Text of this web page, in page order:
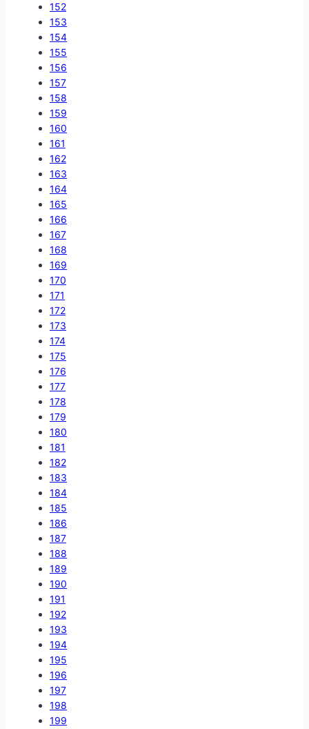
152
153
154
155
156
157
158
159
160
161
162
163
164
165
166
167
168
169
170
171
172
173
174
175
176
177
178
179
180
181
182
183
184
185
186
187
188
189
190
191
192
193
194
195
196
197
198
199